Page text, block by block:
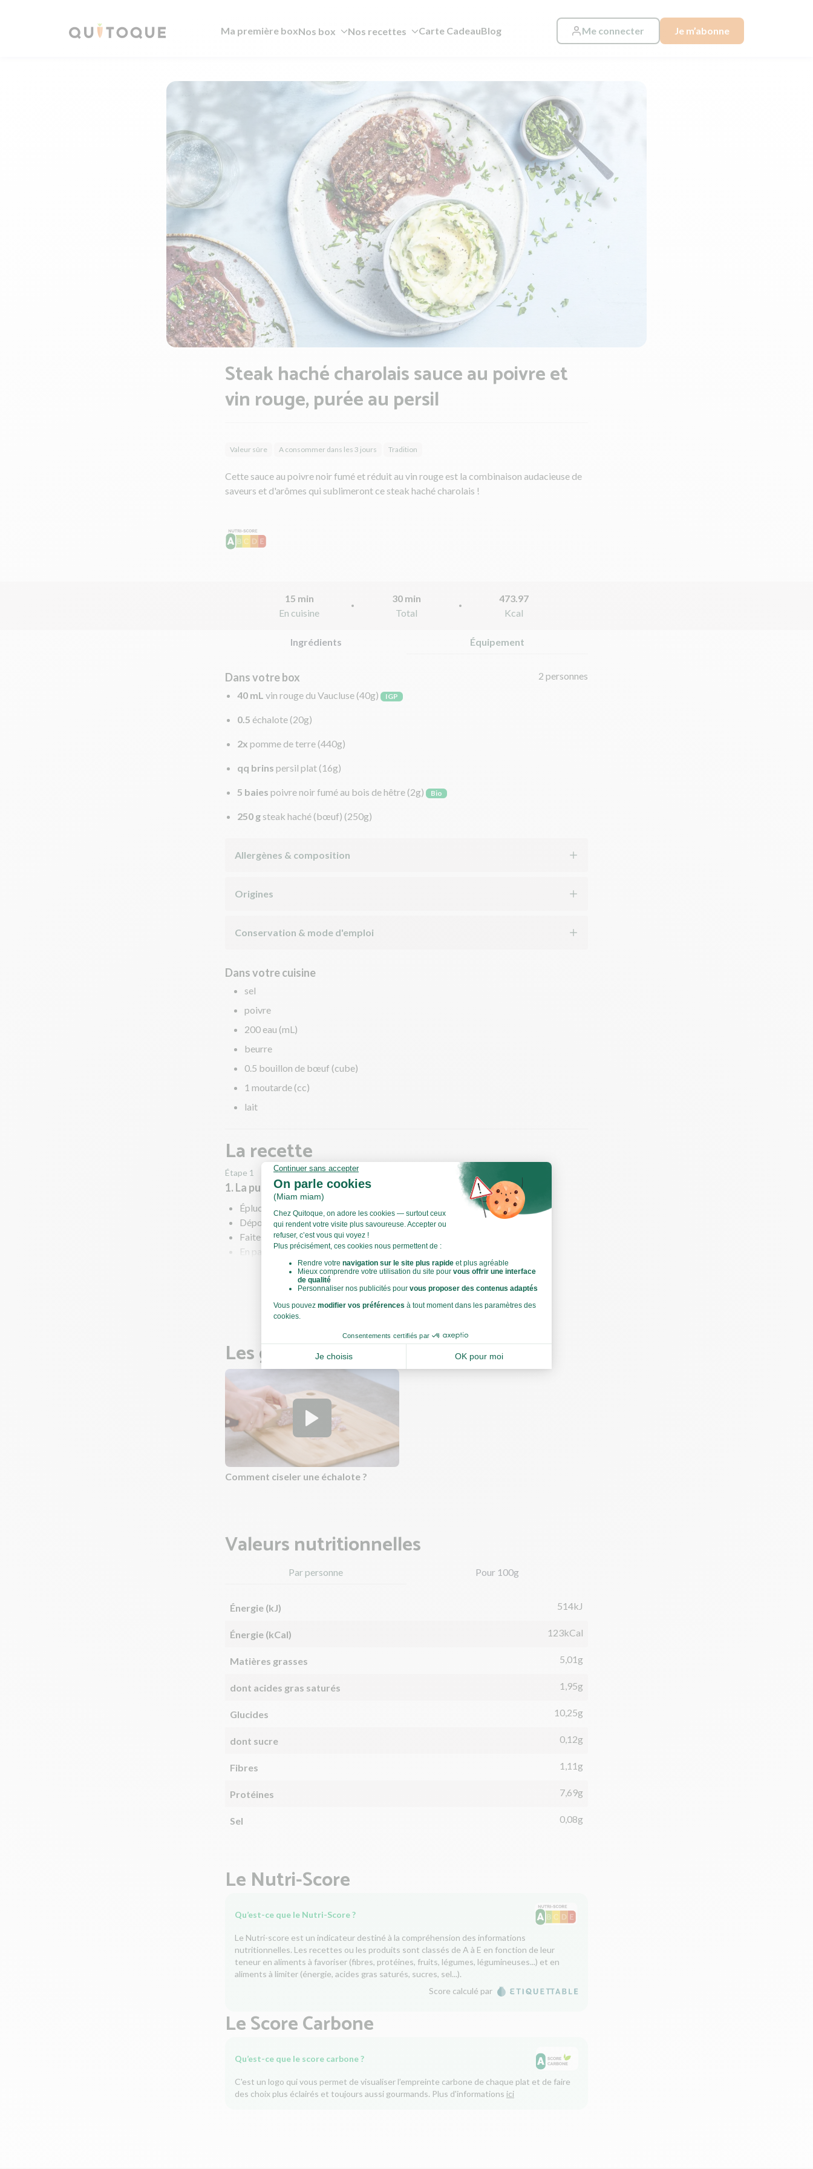
Ma première boxNos box Nos recettes Carte CadeauBlog Me connecter Je m’abonne
Steak haché charolais sauce au poivre et
vin rouge, purée au persil
Valeur sûre A consommer dans les 3 jours Tradition
Cette sauce au poivre noir fumé et réduit au vin rouge est la combinaison audacieuse de
saveurs et d'arômes qui sublimeront ce steak haché charolais !
15 min
En cuisine
30 min
Total
473.97
Kcal
Ingrédients Équipement
Dans votre box
2 personnes
40 mL vin rouge du Vaucluse (40g) IGP
0.5 échalote (20g)
2x pomme de terre (440g)
qq brins persil plat (16g)
5 baies poivre noir fumé au bois de hêtre (2g) Bio
250 g steak haché (bœuf) (250g)
Allergènes & composition
Origines
Conservation & mode d'emploi
Dans votre cuisine
sel
poivre
200 eau (mL)
beurre
0.5 bouillon de bœuf (cube)
1 moutarde (cc)
lait
La recette
Étape 1
1. La purée au persil
Épluchez et coupez les pommes de terre en morceaux.
Déposez-les dans une casserole. Recouvrez-les très largement d'eau. Salez.
Faites-les cuire 15 à 20 min.
En parallèle, effeuillez et ciselez le persil.
Réduisez les pommes de terre en purée. Salez, poivrez. Ajoutez la moitié du persil,
une noix de beurre et un filet de lait pour une purée plus onctueuse.
Pendant la cuisson des pommes de terre, préparez la viande et la sauce.
Voir toute la recette
Les gestes de cuisine
Comment ciseler une échalote ?
Valeurs nutritionnelles
Par personne Pour 100g
Énergie (kJ) 514kJ
Énergie (kCal) 123kCal
Matières grasses 5,01g
dont acides gras saturés 1,95g
Glucides 10,25g
dont sucre 0,12g
Fibres 1,11g
Protéines 7,69g
Sel 0,08g
Le Nutri-Score
Qu’est-ce que le Nutri-Score ?
Le Nutri-score est un indicateur destiné à la compréhension des informations
nutritionnelles. Les recettes ou les produits sont classés de A à E en fonction de leur
teneur en aliments à favoriser (fibres, protéines, fruits, légumes, légumineuses...) et en
aliments à limiter (énergie, acides gras saturés, sucres, sel...).
Score calculé par
Le Score Carbone
Qu’est-ce que le score carbone ?
C'est un logo qui vous permet de visualiser l’empreinte carbone de chaque plat et de faire
des choix plus éclairés et toujours aussi gourmands. Plus d'informations ici